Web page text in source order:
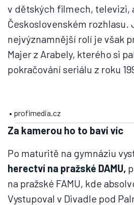
v dětských filmech, televizi,
Československém rozhlasu.
nejvýznamnější rolí je však
Majer z Arabely, kterého si
pokračování seriálu z roku
• profimedia.cz
Za kamerou ho to baví víc
Po maturitě na gymnáziu
herectví na pražské DAMU,
na pražské FAMU, kde
Vystupoval v Divadle pod